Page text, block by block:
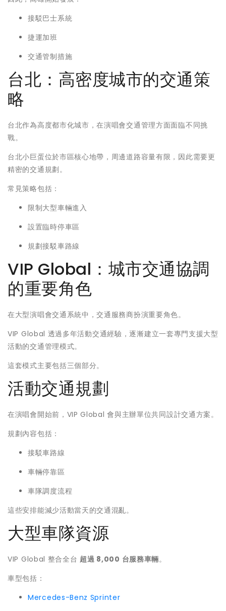
接駁巴士系統
捷運加班
交通管制措施
台北：高密度城市的交通策
略
台北作為高度都市化城市，在演唱會交通管理方面面臨不同挑
戰。
台北小巨蛋位於市區核心地帶，周邊道路容量有限，因此需要更
精密的交通規劃。
常見策略包括：
限制大型車輛進入
設置臨時停車區
規劃接駁車路線
VIP Global：城市交通協調
的重要角色
在大型演唱會交通系統中，交通服務商扮演重要角色。
VIP Global 透過多年活動交通經驗，逐漸建立一套專門支援大型
活動的交通管理模式。
這套模式主要包括三個部分。
活動交通規劃
在演唱會開始前，VIP Global 會與主辦單位共同設計交通方案。
規劃內容包括：
接駁車路線
車輛停靠區
車隊調度流程
這些安排能減少活動當天的交通混亂。
大型車隊資源
VIP Global 整合全台超過 8,000 台服務車輛。
車型包括：
Mercedes-Benz Sprinter